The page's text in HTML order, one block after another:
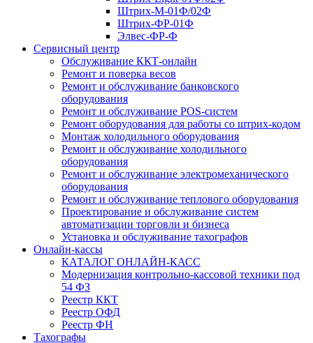
Штрих-М-01Ф/02Ф
Штрих-ФР-01Ф
Элвес-ФР-Ф
Сервисный центр
Обслуживание ККТ-онлайн
Ремонт и поверка весов
Ремонт и обслуживание банковского
оборудования
Ремонт и обслуживание POS-систем
Ремонт оборудования для работы со штрих-кодом
Монтаж холодильного оборудования
Ремонт и обслуживание холодильного
оборудования
Ремонт и обслуживание электромеханического
оборудования
Ремонт и обслуживание теплового оборудования
Проектирование и обслуживание систем
автоматизации торговли и бизнеса
Установка и обслуживание тахографов
Онлайн-кассы
КАТАЛОГ ОНЛАЙН-КАСС
Модернизация контрольно-кассовой техники под
54 ФЗ
Реестр ККТ
Реестр ОФД
Реестр ФН
Тахографы